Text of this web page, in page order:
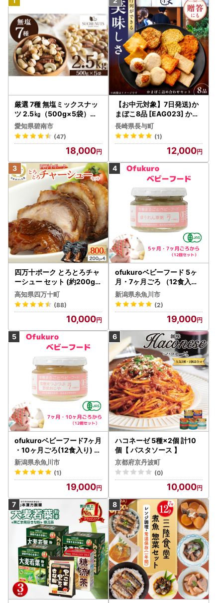
厳選 7種 無塩ミックスナッ
ツ 2.5㎏（500g×5袋）油
不使用 アーモンド カシュー
ナッツ くるみ マカダミア
ピスタチオ ヘーゼルナッツ
ピーカンナッツ 直火焙煎 お
つまみ おやつ 大満足 チャ
ック付き 美容 健康 高リピ
ート H059-143
愛知県碧南市
(47)
18,000
【お中元対象】7日発送)か
まぼこ8品 [EAG023] かま
ぼこ 長与町
長崎県長与町
(1)
12,000
四万十ポーク とろとろチャ
ーシュー セット (約200g×
4) 焼豚 焼き豚 チャーシュ
ー ／Adf-27
高知県四万十町
(88)
10,000
ofukuroベビーフード 5ヶ
月・7ヶ月ごろ （12食入り
） 有機JAS認定 新潟県 糸魚
川 味千汐路 有機野菜 離乳
食 おいしくて体に良い物 出
産祝い ofukuro離乳食 ベビ
ー 赤ちゃん
新潟県糸魚川市
(2)
19,000
ofukuroベビーフード7ヶ月
・10ヶ月ごろ(12食入り) 有
機JAS認定 新潟県 糸魚川 味
千汐路 有機野菜 離乳食 お
いしくて体に良い物 出産祝
い ofukuro離乳食 ベビー 赤
ちゃん
新潟県糸魚川市
(1)
19,000
ハコネーゼ 5種×2個 計10
個【 パスタソース 】
京都府京丹波町
(0)
10,000